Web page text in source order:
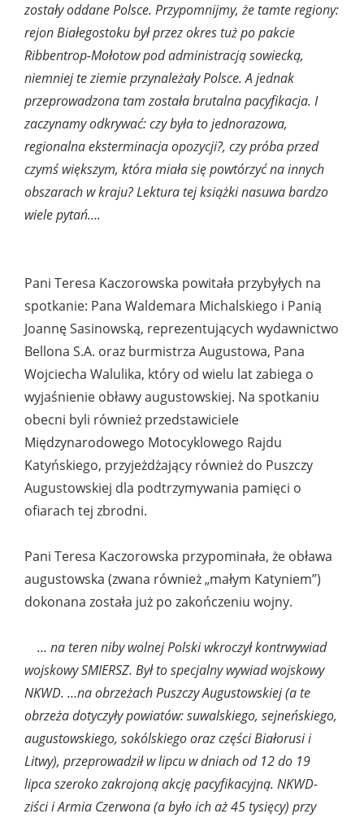
zostały oddane Polsce. Przypomnijmy, że tamte regiony:
rejon Białegostoku był przez okres tuż po pakcie
Ribbentrop-Mołotow pod administracją sowiecką,
niemniej te ziemie przynależały Polsce. A jednak
przeprowadzona tam została brutalna pacyfikacja. I
zaczynamy odkrywać: czy była to jednorazowa,
regionalna eksterminacja opozycji?, czy próba przed
czymś większym, która miała się powtórzyć na innych
obszarach w kraju? Lektura tej książki nasuwa bardzo
wiele pytań….
Pani Teresa Kaczorowska powitała przybyłych na
spotkanie: Pana Waldemara Michalskiego i Panią
Joannę Sasinowską, reprezentujących wydawnictwo
Bellona S.A. oraz burmistrza Augustowa, Pana
Wojciecha Walulika, który od wielu lat zabiega o
wyjaśnienie obławy augustowskiej. Na spotkaniu
obecni byli również przedstawiciele
Międzynarodowego Motocyklowego Rajdu
Katyńskiego, przyjeżdżający również do Puszczy
Augustowskiej dla podtrzymywania pamięci o
ofiarach tej zbrodni.
Pani Teresa Kaczorowska przypominała, że obława
augustowska (zwana również „małym Katyniem”)
dokonana została już po zakończeniu wojny.
… na teren niby wolnej Polski wkroczył kontrwywiad
wojskowy SMIERSZ. Był to specjalny wywiad wojskowy
NKWD. …na obrzeżach Puszczy Augustowskiej (a te
obrzeża dotyczyły powiatów: suwalskiego, sejneńskiego,
augustowskiego, sokólskiego oraz części Białorusi i
Litwy), przeprowadził w lipcu w dniach od 12 do 19
lipca szeroko zakrojoną akcję pacyfikacyjną. NKWD-
ziści i Armia Czerwona (a było ich aż 45 tysięcy) przy